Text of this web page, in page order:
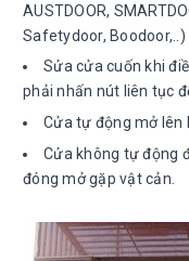
AUSTDOOR,
Safetydoor, Boodoor,..)
Sửa cửa cuốn khi
phải nhấn nút liên tục
Cửa tự động mở lên
Cửa không tự động
đóng mở gặp vật cản.